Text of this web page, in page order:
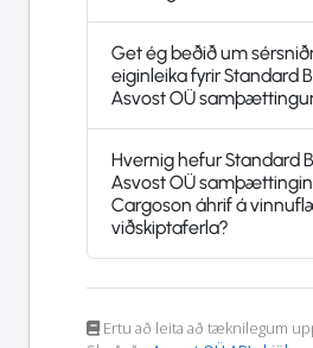
Get ég beðið um
eiginleika fyrir Standard
Asvost OÜ
Hvernig hefur Standard
Asvost OÜ
Cargoson áhrif á
viðskiptaferla?
Ertu að leita að tæknilegum